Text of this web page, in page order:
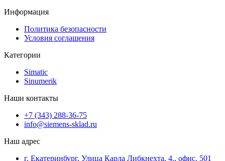
Информация
Политика безопасности
Условия соглашения
Категории
Simatic
Sinumerik
Наши контакты
+7 (343) 288-36-75
info@siemens-sklad.ru
Наш адрес
г. Екатеринбург, Улица Карла Либкнехта, 4., офис. 501